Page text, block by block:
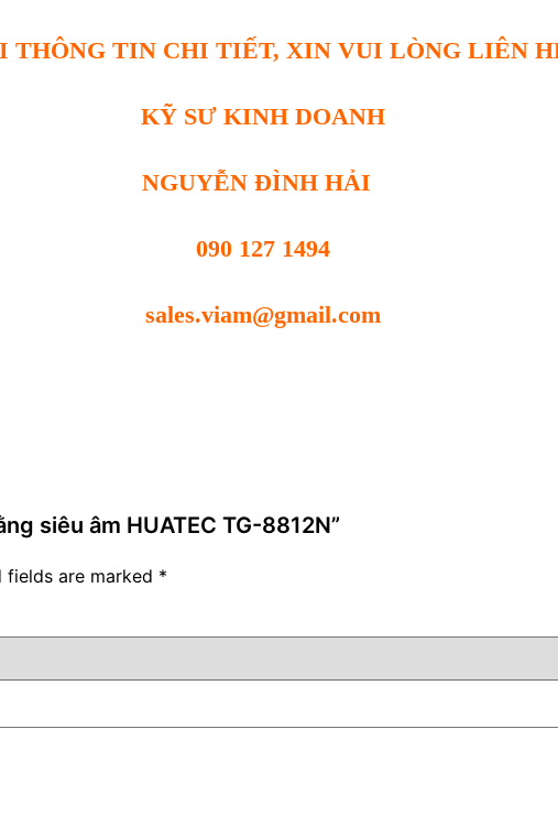
THÔNG TIN CHI TIẾT, XIN VUI LÒNG LIÊN
KỸ SƯ KINH DOANH
NGUYỄN ĐÌNH HẢI
090 127 1494
sales.viam@gmail.com
siêu âm HUATEC TG-8812N”
fields are marked *